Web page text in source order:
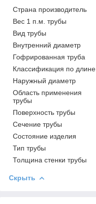
Страна производитель
Вес 1 п.м. трубы
Вид трубы
Внутренний диаметр
Гофрированная труба
Классификация по длине
Наружный диаметр
Область применения
трубы
Поверхность трубы
Сечение трубы
Состояние изделия
Тип трубы
Толщина стенки трубы
Скрыть